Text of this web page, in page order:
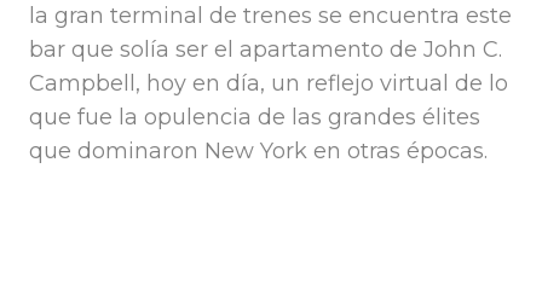
la gran terminal de trenes se encuentra este
bar que solía ser el apartamento de John C.
Campbell, hoy en día, un reflejo virtual de lo
que fue la opulencia de las grandes élites
que dominaron New York en otras épocas.